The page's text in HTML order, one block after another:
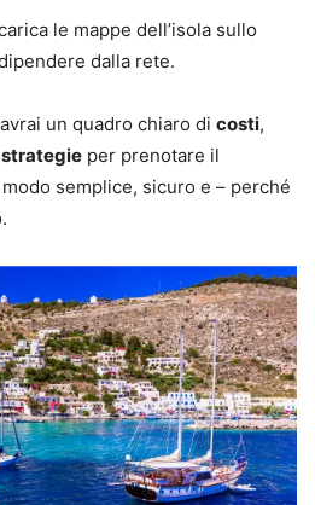
le mappe dell’isola sullo
dalla rete.
un quadro chiaro di costi,
strategie per prenotare il
semplice, sicuro e – perché